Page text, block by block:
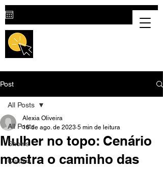
Post
All Posts
Shows
Cultura
All Posts
Mulher no topo: Cenário
mostra o caminho das
Alexia Oliveira
16 de ago. de 2023 5 min de leitura